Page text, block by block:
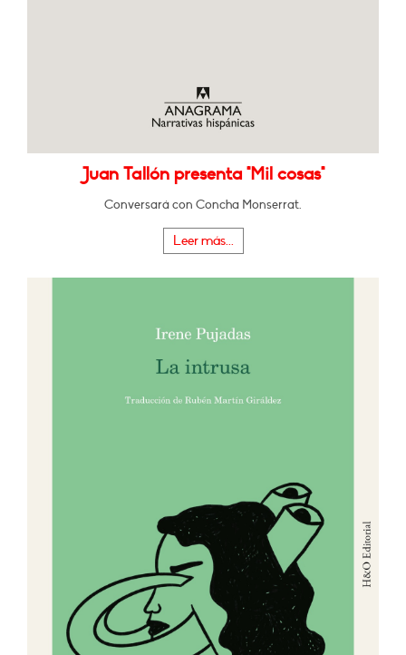
Juan Tallón presenta "Mil cosas"
Conversará con Concha Monserrat.
Leer más...